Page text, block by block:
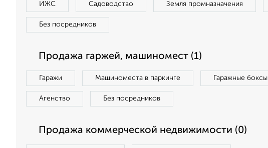
ИЖС Садоводство Земля промназначения
Без посредников
Продажа гаржей, машиномест (1)
Гаражи Машиноместа в паркинге Гаражные боксы
Агенство Без посредников
Продажа коммерческой недвижимости (0)